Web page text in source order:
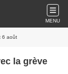
MENU
6 août
la grève